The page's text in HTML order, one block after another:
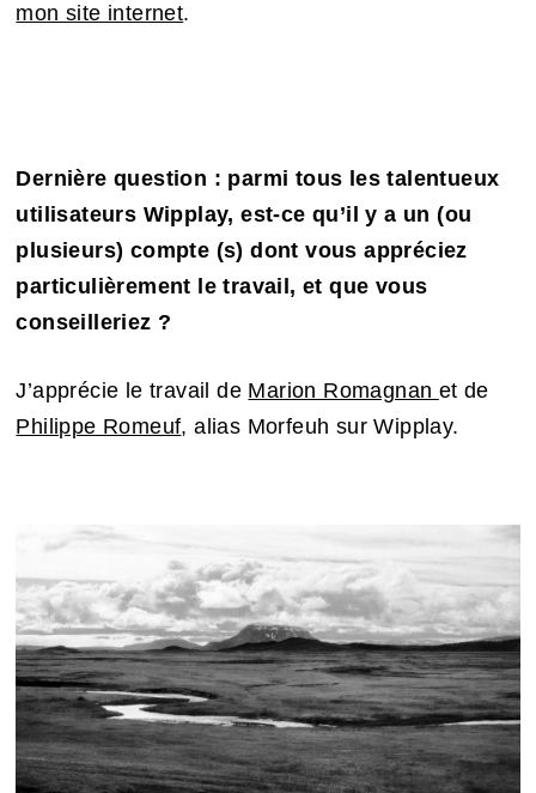
mon site internet.
Dernière question : parmi tous les talentueux
utilisateurs Wipplay, est-ce qu’il y a un (ou
plusieurs) compte (s) dont vous appréciez
particulièrement le travail, et que vous
conseilleriez ?
J’apprécie le travail de Marion Romagnan et de
Philippe Romeuf, alias Morfeuh sur Wipplay.